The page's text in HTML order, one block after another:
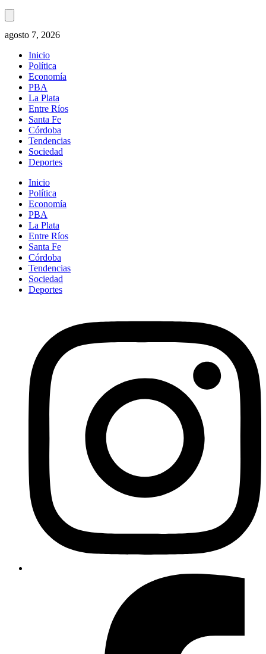
agosto 7, 2026
Inicio
Política
Economía
PBA
La Plata
Entre Ríos
Santa Fe
Córdoba
Tendencias
Sociedad
Deportes
Inicio
Política
Economía
PBA
La Plata
Entre Ríos
Santa Fe
Córdoba
Tendencias
Sociedad
Deportes